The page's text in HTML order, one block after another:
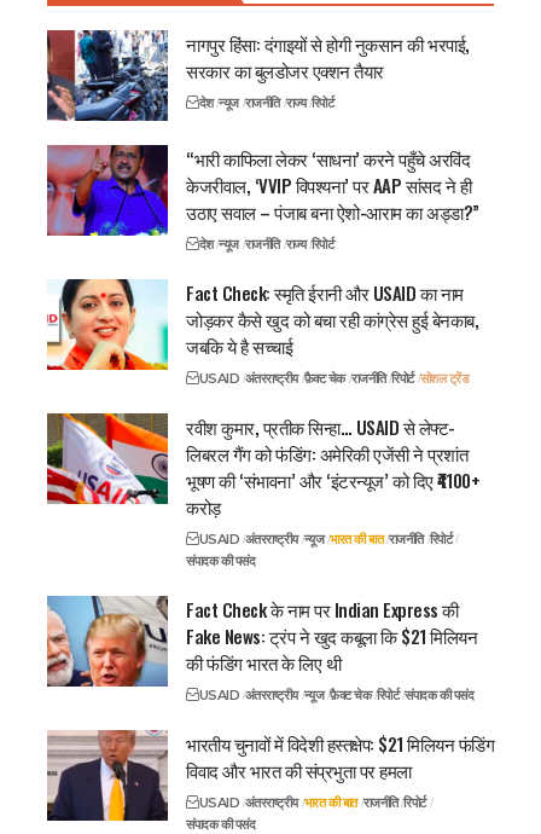
नागपुर हिंसा: दंगाइयों से होगी नुकसान की भरपाई,
सरकार का बुलडोजर एक्शन तैयार
देश न्यूज राजनीति राज्य रिपोर्ट
“भारी काफिला लेकर ‘साधना’ करने पहुँचे अरविंद
केजरीवाल, ‘VVIP विपश्यना’ पर AAP सांसद ने ही
उठाए सवाल – पंजाब बना ऐशो-आराम का अड्डा?”
देश न्यूज राजनीति राज्य रिपोर्ट
Fact Check: स्मृति ईरानी और USAID का नाम
जोड़कर कैसे खुद को बचा रही कांग्रेस हुई बेनकाब,
जबकि ये है सच्चाई
USAID अंतरराष्ट्रीय फ़ैक्ट चेक राजनीति रिपोर्ट सोशल ट्रेंड
रवीश कुमार, प्रतीक सिन्हा… USAID से लेफ्ट-
लिबरल गैंग को फंडिंग: अमेरिकी एजेंसी ने प्रशांत
भूषण की ‘संभावना’ और ‘इंटरन्यूज’ को दिए ₹4100+
करोड़
USAID अंतरराष्ट्रीय न्यूज भारत की बात राजनीति रिपोर्ट
संपादक की पसंद
Fact Check के नाम पर Indian Express की
Fake News: ट्रंप ने खुद कबूला कि $21 मिलियन
की फंडिंग भारत के लिए थी
USAID अंतरराष्ट्रीय न्यूज फ़ैक्ट चेक रिपोर्ट संपादक की पसंद
भारतीय चुनावों में विदेशी हस्तक्षेप: $21 मिलियन फंडिंग
विवाद और भारत की संप्रभुता पर हमला
USAID अंतरराष्ट्रीय भारत की बात राजनीति रिपोर्ट
संपादक की पसंद